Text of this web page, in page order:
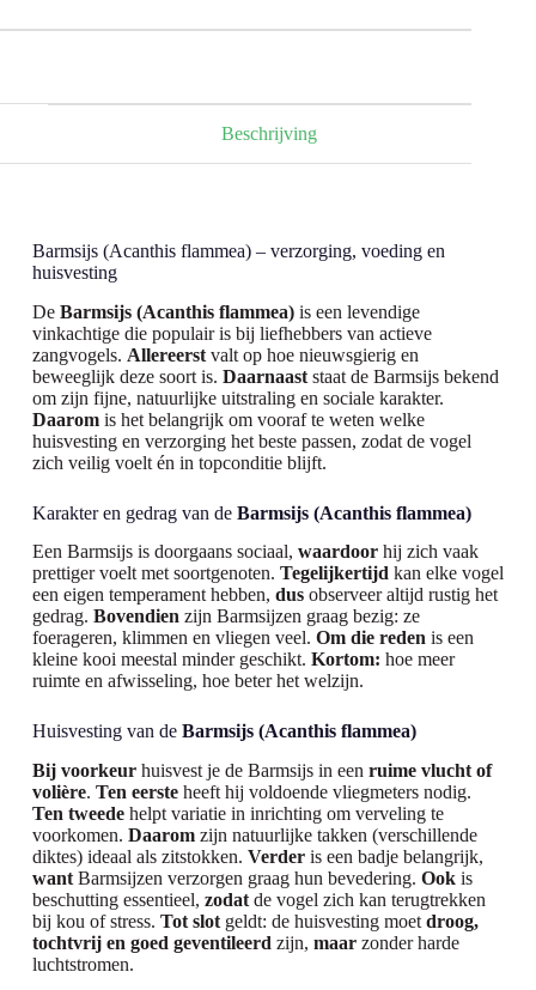
Beschrijving
Barmsijs (Acanthis flammea) – verzorging, voeding en
huisvesting
De Barmsijs (Acanthis flammea)is een levendige
vinkachtige die populair is bij liefhebbers van actieve
zangvogels. Allereerstvalt op hoe nieuwsgierig en
beweeglijk deze soort is. Daarnaaststaat de Barmsijs bekend
om zijn fijne, natuurlijke uitstraling en sociale karakter.
Daaromis het belangrijk om vooraf te weten welke
huisvesting en verzorging het beste passen, zodat de vogel
zich veilig voelt én in topconditie blijft.
Karakter en gedrag van de Barmsijs (Acanthis flammea)
Een Barmsijs is doorgaans sociaal, waardoorhij zich vaak
prettiger voelt met soortgenoten. Tegelijkertijd kan elke vogel
een eigen temperament hebben, dusobserveer altijd rustig het
gedrag. Bovendien zijn Barmsijzen graag bezig: ze
foerageren, klimmen en vliegen veel. Om die reden is een
kleine kooi meestal minder geschikt. Kortom: hoe meer
ruimte en afwisseling, hoe beter het welzijn.
Huisvesting van de Barmsijs (Acanthis flammea)
Bij voorkeurhuisvest je de Barmsijs in een ruime vlucht of
volière. Ten eersteheeft hij voldoende vliegmeters nodig.
Ten tweedehelpt variatie in inrichting om verveling te
voorkomen. Daaromzijn natuurlijke takken (verschillende
diktes) ideaal als zitstokken. Verderis een badje belangrijk,
wantBarmsijzen verzorgen graag hun bevedering. Ookis
beschutting essentieel, zodatde vogel zich kan terugtrekken
bij kou of stress. Tot slotgeldt: de huisvesting moet droog,
tochtvrij en goed geventileerd zijn, maarzonder harde
luchtstromen.